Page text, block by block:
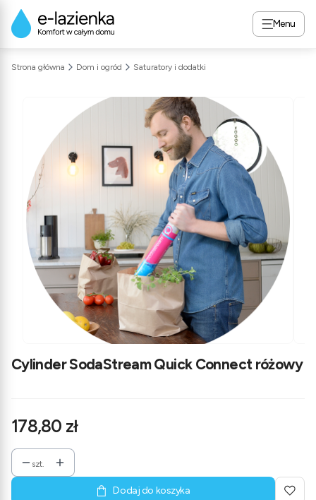
Menu
Strona główna Dom i ogród Saturatory i dodatki
Cylinder SodaStream Quick Connect różowy
Cena
178,80 zł
szt.
Dodaj do koszyka